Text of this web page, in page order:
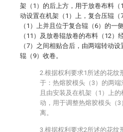
架（1）的后上方，用于放卷布料
动设置在机架（1）上，复合压辊
（1）上并且位于复合辊（6）的一
（11）及放卷辊放卷的布料（12）
（7）之间相贴合后，由两端转动
辊（9）收卷。
2.根据权利要求1所述的花纹
于：热熔胶模头（3）的两
且由安装及在机架（1）上
动，用于调整热熔胶模头（
离。
3.根据权利要求2所述的花纹